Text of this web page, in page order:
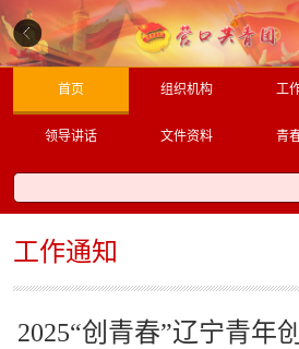
首页 组织机构 工
领导讲话 文件资料 青
工作通知
2025“创青春”辽宁青年